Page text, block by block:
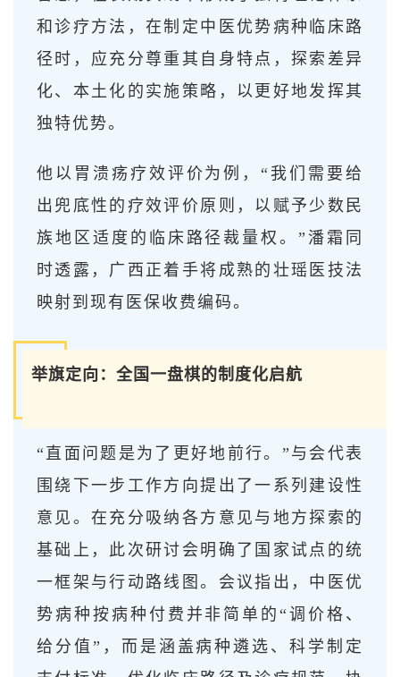
和诊疗方法，在制定中医优势病种临床路
径时，应充分尊重其自身特点，探索差异
化、本土化的实施策略，以更好地发挥其
独特优势。
他以胃溃疡疗效评价为例，“我们需要给
出兜底性的疗效评价原则，以赋予少数民
族地区适度的临床路径裁量权。”潘霜同
时透露，广西正着手将成熟的壮瑶医技法
映射到现有医保收费编码。
举旗定向：全国一盘棋的制度化启航
“直面问题是为了更好地前行。”与会代表
围绕下一步工作方向提出了一系列建设性
意见。在充分吸纳各方意见与地方探索的
基础上，此次研讨会明确了国家试点的统
一框架与行动路线图。会议指出，中医优
势病种按病种付费并非简单的“调价格、
给分值”，而是涵盖病种遴选、科学制定